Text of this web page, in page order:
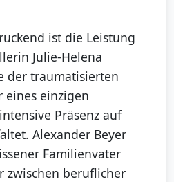
ist die Leistung
Julie-Helena
der traumatisierten
eines einzigen
Präsenz auf
Alexander Beyer
Familienvater
zwischen beruflicher